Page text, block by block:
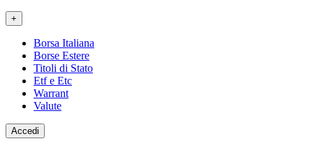
+
Borsa Italiana
Borse Estere
Titoli di Stato
Etf e Etc
Warrant
Valute
Accedi